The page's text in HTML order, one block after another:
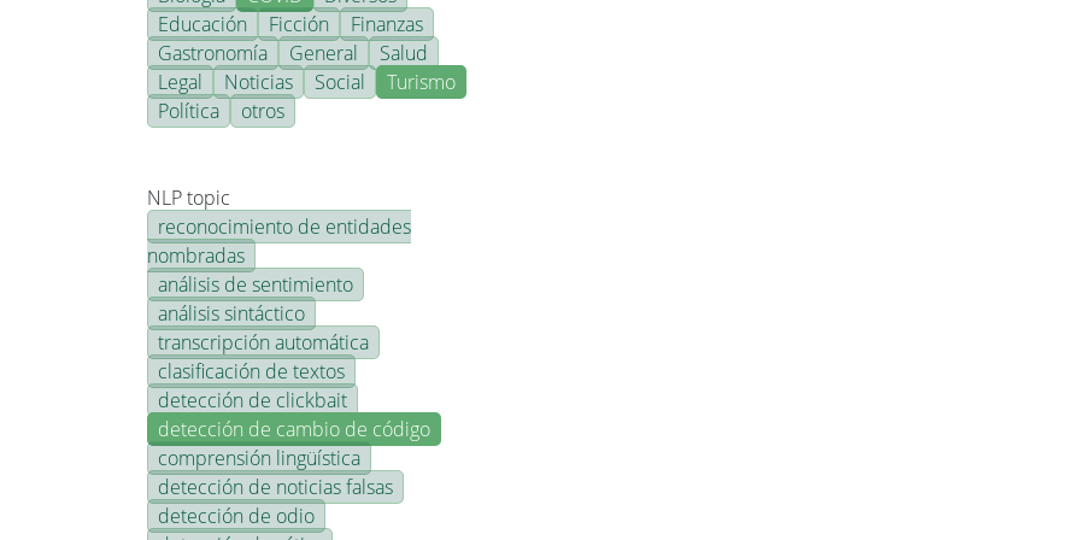
Educación
Ficción
Finanzas
Gastronomía
General
Salud
Legal
Noticias Social
Turismo
Política
otros
NLP topic
reconocimiento de entidades
nombradas
análisis de sentimiento
análisis sintáctico
transcripción automática
clasificación de textos
detección de clickbait
detección de cambio de código
comprensión lingüística
detección de noticias falsas
detección de odio